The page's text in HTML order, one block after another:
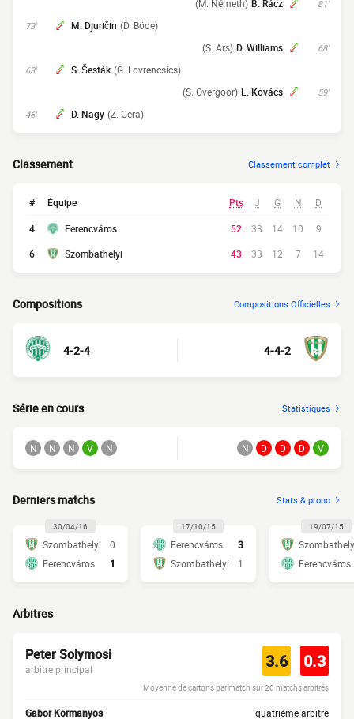
81'
B. Rácz
(M. Németh)
73' M. Djuričin (D. Böde)
68'
D. Williams
(S. Ars)
63' S. Šesták (G. Lovrencsics)
59'
L. Kovács
(S. Overgoor)
46' D. Nagy (Z. Gera)
Classement Classement complet
# Équipe Pts J G N D
4 Ferencváros 52 33 14 10
9
6
Szombathelyi 43 33 12 7 14
Compositions Compositions Officielles
4-2-4 4-4-2
Série en cours Statistiques
N N N V N N D D D V
Derniers matchs Stats & prono
30/04/16
Szombathelyi
0
Ferencváros
1
17/10/15
Ferencváros
3
Szombathelyi
1
19/07/15
Ferencváros
Arbitres
Peter Solymosi
arbitre principal 3.6 0.3
Moyenne de cartons par match sur 20 matchs arbitrés
Gabor Kormanyos quatrième arbitre